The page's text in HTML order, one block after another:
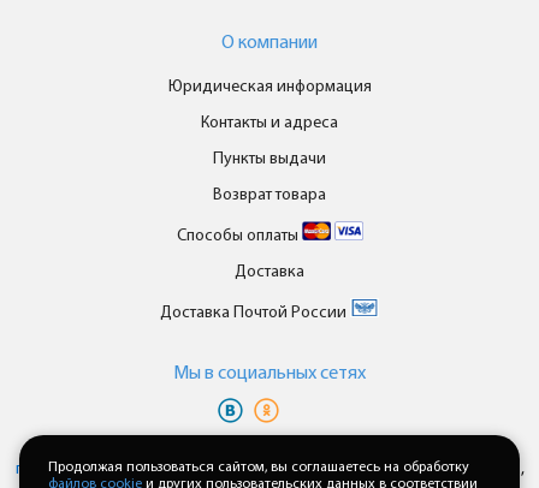
О компании
Юридическая информация
Контакты и адреса
Пункты выдачи
Возврат товара
Способы оплаты
Доставка
Доставка Почтой России
Мы в cоциальных сетях
персональных данныхипользовательского соглашениякаждый раз,
Продолжая пользоваться сайтом, вы соглашаетесь на обработку
файлов cookie и других пользовательских данных в соответствии